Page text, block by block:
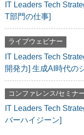
IT Leaders Tech
T部門の仕事]
ライブウェビナー
IT Leaders Tech
開発力] 生成AI時代の
コンファレンス/セミナ
IT Leaders Tech
バーハイジーン]